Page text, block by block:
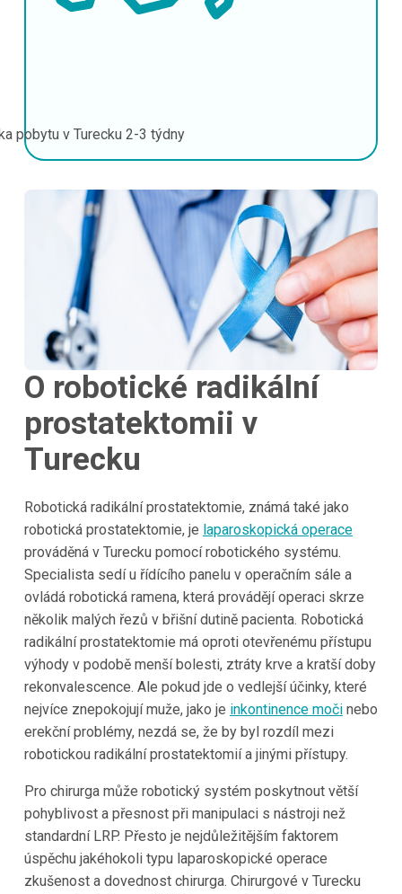
pobytu v Turecku 2-3 týdny
O robotické radikální
prostatektomii v
Turecku
Robotická radikální prostatektomie, známá také jako
robotická prostatektomie, je laparoskopická operace
prováděná v Turecku pomocí robotického systému.
Specialista sedí u řídícího panelu v operačním sále a
ovládá robotická ramena, která provádějí operaci skrze
několik malých řezů v břišní dutině pacienta. Robotická
radikální prostatektomie má oproti otevřenému přístupu
výhody v podobě menší bolesti, ztráty krve a kratší doby
rekonvalescence. Ale pokud jde o vedlejší účinky, které
nejvíce znepokojují muže, jako je inkontinence močinebo
erekční problémy, nezdá se, že by byl rozdíl mezi
robotickou radikální prostatektomií a jinými přístupy.
Pro chirurga může robotický systém poskytnout větší
pohyblivost a přesnost při manipulaci s nástroji než
standardní LRP. Přesto je nejdůležitějším faktorem
úspěchu jakéhokoli typu laparoskopické operace
zkušenost a dovednost chirurga. Chirurgové v Turecku